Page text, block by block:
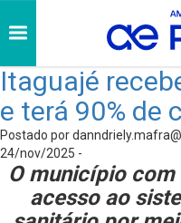
Itaguajé
e terá 90% de
Postado por
24/nov/2025 -
O município
acesso ao